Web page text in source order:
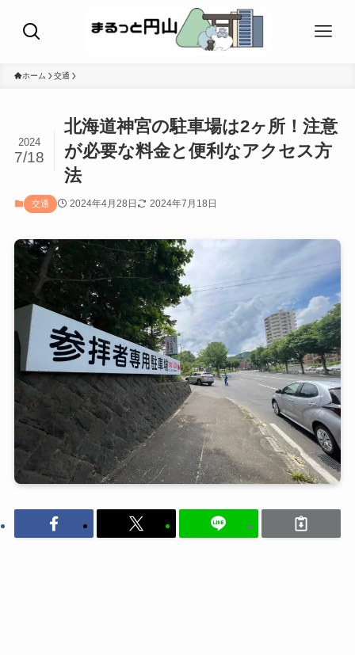
ホーム 交通
北海道神宮の駐車場は2ヶ所！注意
が必要な料金と便利なアクセス方
法
2024
7/18
交通 2024年4月28日 2024年7月18日